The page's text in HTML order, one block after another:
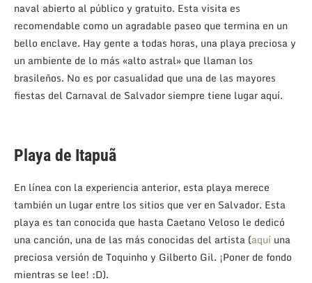
naval abierto al público y gratuito. Esta visita es
recomendable como un agradable paseo que termina en un
bello enclave. Hay gente a todas horas, una playa preciosa y
un ambiente de lo más «alto astral» que llaman los
brasileños. No es por casualidad que una de las mayores
fiestas del Carnaval de Salvador siempre tiene lugar aquí.
Playa de Itapuã
En línea con la experiencia anterior, esta playa merece
también un lugar entre los sitios que ver en Salvador. Esta
playa es tan conocida que hasta Caetano Veloso le dedicó
una canción, una de las más conocidas del artista (aquí una
preciosa versión de Toquinho y Gilberto Gil. ¡Poner de fondo
mientras se lee! :D).